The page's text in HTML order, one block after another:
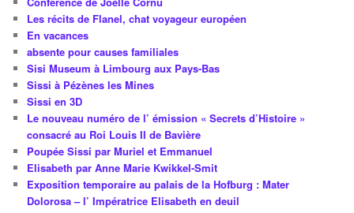
Les récits de Flanel, chat voyageur européen
En vacances
absente pour causes familiales
Sisi Museum à Limbourg aux Pays-Bas
Sissi à Pézènes les Mines
Sissi en 3D
Le nouveau numéro de l’ émission « Secrets d’Histoire »
consacré au Roi Louis II de Bavière
Poupée Sissi par Muriel et Emmanuel
Elisabeth par Anne Marie Kwikkel-Smit
Exposition temporaire au palais de la Hofburg : Mater
Dolorosa – l’ Impératrice Elisabeth en deuil